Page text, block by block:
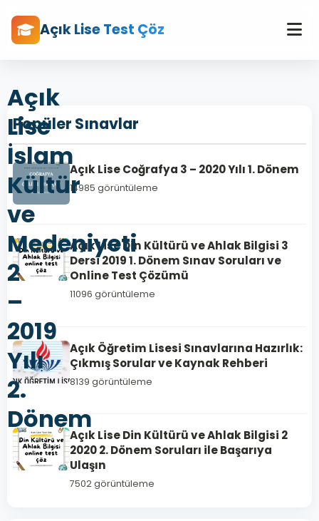
Açık Lise Test Çöz
Açık
Lise
İslam
Kültür
ve
Medeniyeti
2
–
2019
Yılı
2.
Dönem
Popüler Sınavlar
Açık Lise Coğrafya 3 – 2020 Yılı 1. Dönem
14985 görüntüleme
Açık Lise Din Kültürü ve Ahlak Bilgisi 3
Dersi 2019 1. Dönem Sınav Soruları ve
Online Test Çözümü
11096 görüntüleme
Açık Öğretim Lisesi Sınavlarına Hazırlık:
Çıkmış Sorular ve Kaynak Rehberi
8139 görüntüleme
Açık Lise Din Kültürü ve Ahlak Bilgisi 2
2020 2. Dönem Soruları ile Başarıya
Ulaşın
7502 görüntüleme